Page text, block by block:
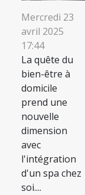
Mercredi 23
avril 2025
17:44
La quête du
bien-être à
domicile
prend une
nouvelle
dimension
avec
l'intégration
d'un spa chez
soi....